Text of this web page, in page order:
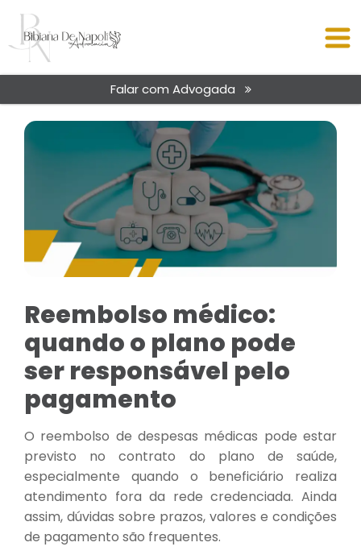
Falar com Advogada
Reembolso médico:
quando o plano pode
ser responsável pelo
pagamento
O reembolso de despesas médicas pode estar
previsto no contrato do plano de saúde,
especialmente quando o beneficiário realiza
atendimento fora da rede credenciada. Ainda
assim, dúvidas sobre prazos, valores e condições
de pagamento são frequentes.